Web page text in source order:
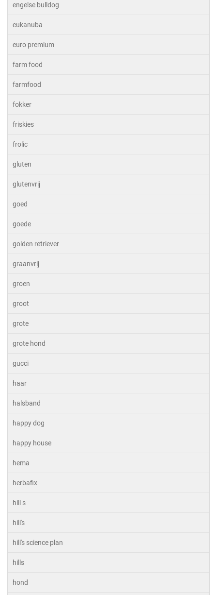
engelse bulldog
eukanuba
euro premium
farm food
farmfood
fokker
friskies
frolic
gluten
glutenvrij
goed
goede
golden retriever
graanvrij
groen
groot
grote
grote hond
gucci
haar
halsband
happy dog
happy house
hema
herbafix
hill s
hill's
hill's science plan
hills
hond